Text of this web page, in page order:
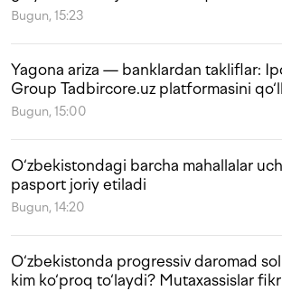
Bugun, 15:23
Yagona ariza — banklardan takliflar:
Group Tadbircore.uz platformasini
Bugun, 15:00
O‘zbekistondagi barcha mahallalar
pasport joriy etiladi
Bugun, 14:20
O‘zbekistonda progressiv daromad
kim ko‘proq to‘laydi? Mutaxassislar